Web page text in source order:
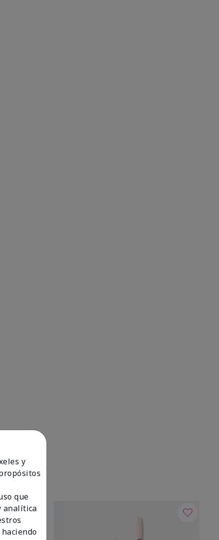
y
que
analítica